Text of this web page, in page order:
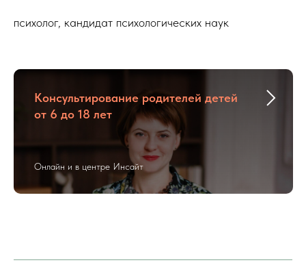
психолог, кандидат психологических наук
Консультирование родителей детей
от 6 до 18 лет
Онлайн и в центре Инсайт